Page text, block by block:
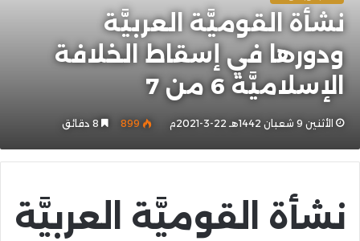
نشأة القوميَّة العربيَّة
ودورها في إسقاط الخلافة
الإسلاميَّة 6 من 7
الأثنين 9 شعبان 1442هـ 22-3-2021م 899
نشأة القوميَّة العربيَّة